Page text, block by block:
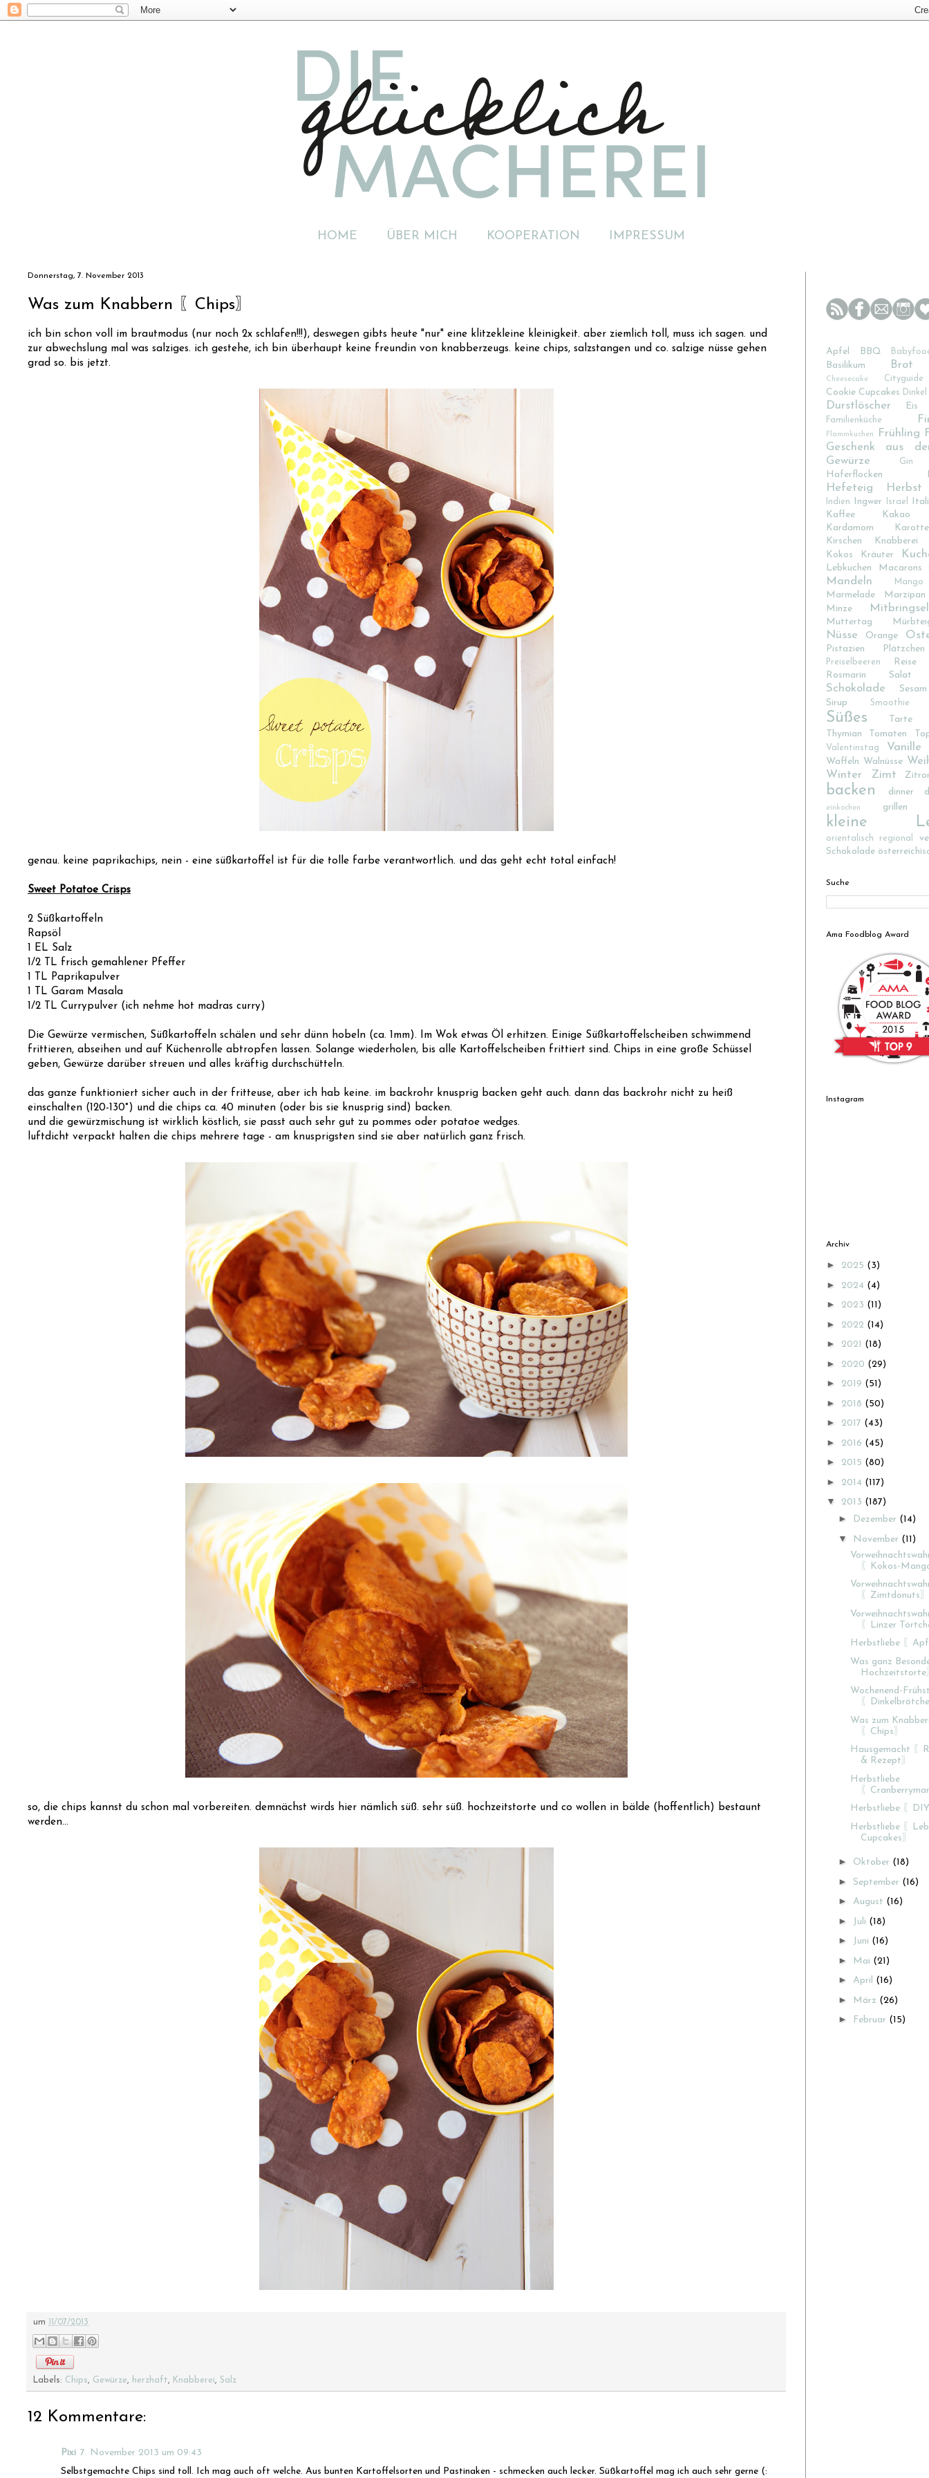
HOME ÜBER MICH KOOPERATION IMPRESSUM
Donnerstag, 7. November 2013
Was zum Knabbern 〖Chips〗
ich bin schon voll im brautmodus (nur noch 2x schlafen!!!), deswegen gibts heute "nur" eine klitzekleine kleinigkeit. aber ziemlich toll, muss ich sagen. und
zur abwechslung mal was salziges. ich gestehe, ich bin überhaupt keine freundin von knabberzeugs. keine chips, salzstangen und co. salzige nüsse gehen
grad so. bis jetzt.
genau. keine paprikachips, nein - eine süßkartoffel ist für die tolle farbe verantwortlich. und das geht echt total einfach!
Sweet Potatoe Crisps
2 Süßkartoffeln
Rapsöl
1 EL Salz
1/2 TL frisch gemahlener Pfeffer
1 TL Paprikapulver
1 TL Garam Masala
1/2 TL Currypulver (ich nehme hot madras curry)
Die Gewürze vermischen, Süßkartoffeln schälen und sehr dünn hobeln (ca. 1mm). Im Wok etwas Öl erhitzen. Einige Süßkartoffelscheiben schwimmend
frittieren, abseihen und auf Küchenrolle abtropfen lassen. Solange wiederholen, bis alle Kartoffelscheiben frittiert sind. Chips in eine große Schüssel
geben, Gewürze darüber streuen und alles kräftig durchschütteln.
das ganze funktioniert sicher auch in der fritteuse, aber ich hab keine. im backrohr knusprig backen geht auch. dann das backrohr nicht zu heiß
einschalten (120-130°) und die chips ca. 40 minuten (oder bis sie knusprig sind) backen.
und die gewürzmischung ist wirklich köstlich, sie passt auch sehr gut zu pommes oder potatoe wedges.
luftdicht verpackt halten die chips mehrere tage - am knusprigsten sind sie aber natürlich ganz frisch.
so, die chips kannst du schon mal vorbereiten. demnächst wirds hier nämlich süß. sehr süß. hochzeitstorte und co wollen in bälde (hoffentlich) bestaunt
werden...
um 11/07/2013
Labels: Chips, Gewürze, herzhaft, Knabberei, Salz
12 Kommentare:
Pixi 7. November 2013 um 09:43
Selbstgemachte Chips sind toll. Ich mag auch oft welche. Aus bunten Kartoffelsorten und Pastinaken - schmecken auch lecker. Süßkartoffel mag ich auch sehr gerne (:
Apfel BBQ
Basilikum Brot
Cheesecake Cityguide
Cookie Cupcakes Dinkel
Durstlöscher Eis
Familienküche
Flammkuchen Frühling
Geschenk aus
Gewürze
Gin
Haferflocken
Hefeteig Herbst
Indien Ingwer Israel
Kaffee
Kakao
Kardamom
Karotte
Kirschen
Knabberei
Kokos
Kräuter
Lebkuchen Macarons
Mandeln Mango
Marmelade
Marzipan
Minze
Mitbringsel
Muttertag
Nüsse Orange
Pistazien Plätzchen
Preiselbeeren
Reise
Rosmarin
Salat
Schokolade
Sesam
Sirup
Smoothie
Süßes
Tarte
Thymian
Tomaten
Valentinstag Vanille
Waffeln Walnüsse
Winter
Zimt
backen dinner
einkochen grillen
kleine
orientalisch regional
Schokolade
Suche
Ama Foodblog Award
Instagram
Archiv
► 2025 (3)
► 2024 (4)
► 2023 (11)
► 2022 (14)
► 2021 (18)
► 2020 (29)
► 2019 (51)
► 2018 (50)
► 2017 (43)
► 2016 (45)
► 2015 (80)
► 2014 (117)
▼ 2013 (187)
► Dezember (14)
▼ November (11)
〖Kokos-
〖Zimtdonuts〗
〖Linzer
Herbstliebe 〖
Was ganz
Hochzeitstorte
Wochenend-
〖
Was zum
〖Chips〗
Hausgemacht 〖
& Rezept〗
Herbstliebe
〖
Herbstliebe 〖
Herbstliebe 〖
Cupcakes〗
► Oktober (18)
► September (16)
► August (16)
► Juli (18)
► Juni (16)
► Mai (21)
► April (16)
► März (26)
► Februar (15)